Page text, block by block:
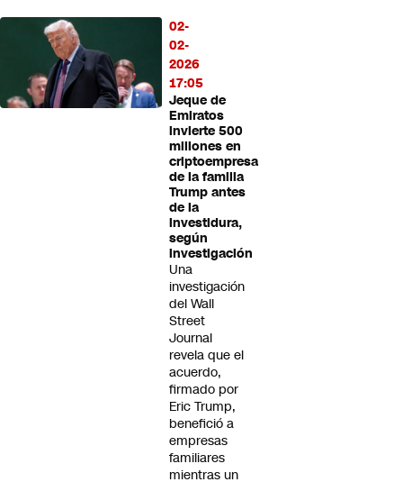
02-
02-
2026
17:05
Jeque de
Emiratos
invierte 500
millones en
criptoempresa
de la familia
Trump antes
de la
investidura,
según
investigación
Una
investigación
del Wall
Street
Journal
revela que el
acuerdo,
firmado por
Eric Trump,
benefició a
empresas
familiares
mientras un